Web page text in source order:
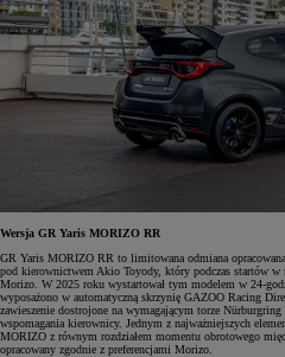
Wersja GR Yaris MORIZO RR
GR Yaris MORIZO RR to limitowana odmiana
pod kierownictwem Akio Toyody, który podczas startów w
Morizo. W 2025 roku wystartował tym modelem w 24-
wyposażono w automatyczną skrzynię GAZOO Racing
zawieszenie dostrojone na wymagającym torze
wspomagania kierownicy. Jednym z najważniejszych
MORIZO z równym rozdziałem momentu obrotowego
opracowany zgodnie z preferencjami Morizo.